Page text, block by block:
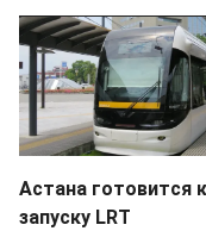
Астана готовится к
запуску LRT